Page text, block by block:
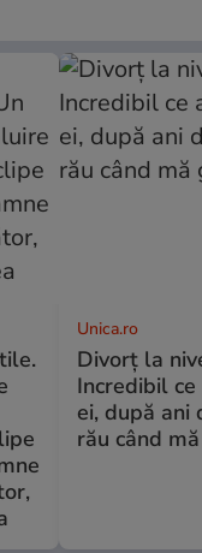
Unica.ro
Divorț la
Incredibil
ei, după ani
rău când